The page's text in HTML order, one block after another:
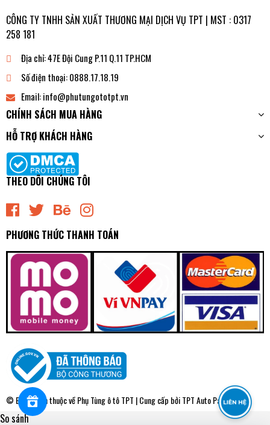
CÔNG TY TNHH SẢN XUẤT THƯƠNG MẠI DỊCH VỤ TPT | MST : 0317
258 181
Địa chỉ:47E Đội Cung P.11 Q.11 TP.HCM
Số điện thoại:0888.17.18.19
Email:info@phutungototpt.vn
CHÍNH SÁCH MUA HÀNG
HỖ TRỢ KHÁCH HÀNG
THEO DÕI CHÚNG TÔI
PHƯƠNG THỨC THANH TOÁN
© Bản quyền thuộc vềPhụ Tùng ô tô TPT | Cung cấp bởiTPT Auto Parts
So sánh
CVT56 | Cao Su 90389-19002 [GV0491] CTR
0₫
undefined